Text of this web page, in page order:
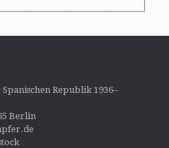
Republik 1936–
Berlin